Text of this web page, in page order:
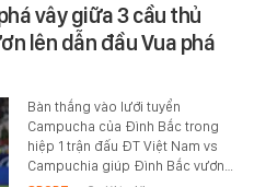
vây giữa 3 cầu thủ
lên dẫn đầu Vua phá
Bàn thắng vào lưới tuyển
Campucha của Đình Bắc trong
hiệp 1 trận đấu ĐT Việt Nam vs
Campuchia giúp Đình Bắc vươn…